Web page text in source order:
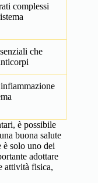
complessi
che
è possibile
buona salute
è solo uno dei
adottare
attività fisica,